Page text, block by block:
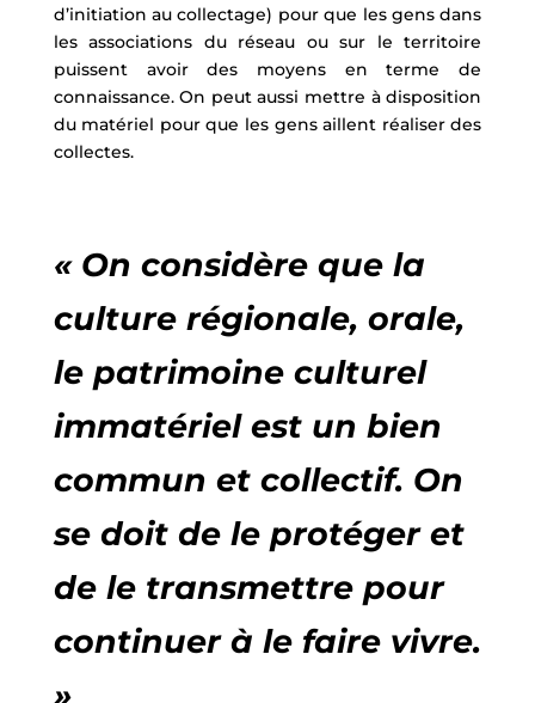
d’initiation au collectage) pour que les gens dans
les associations du réseau ou sur le territoire
puissent avoir des moyens en terme de
connaissance. On peut aussi mettre à disposition
du matériel pour que les gens aillent réaliser des
collectes.
« On considère que la
culture régionale, orale,
le patrimoine culturel
immatériel est un bien
commun et collectif. On
se doit de le protéger et
de le transmettre pour
continuer à le faire vivre.